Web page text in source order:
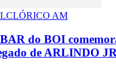
AM
do BOI
de ARLINDO JR